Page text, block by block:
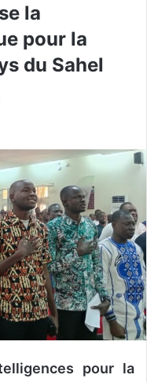
la
pour la
du Sahel
pour la